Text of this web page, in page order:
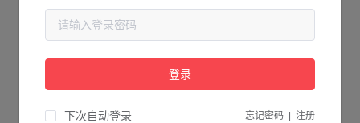
请检查您输入的网址是否正确，或点击下面的按钮返回首页。
登录
下次自动登录 忘记密码 注册